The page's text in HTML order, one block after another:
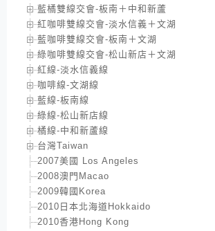
藍橘雙線交會-板南＋中和新蘆
紅咖啡雙線交會-淡水信義＋文湖
藍咖啡雙線交會-板南＋文湖
綠咖啡雙線交會-松山新店＋文湖
紅線-淡水信義線
咖啡線-文湖線
藍線-板南線
綠線-松山新店線
橘線-中和新蘆線
台灣Taiwan
2007美國 Los Angeles
2008澳門Macao
2009韓國Korea
2010日本北海道Hokkaido
2010香港Hong Kong